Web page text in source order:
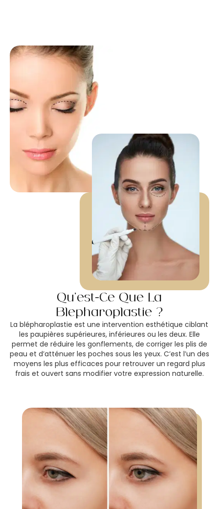
Qu’est-Ce Que La
Blépharoplastie ?
La blépharoplastie est une intervention esthétique ciblant
les paupières supérieures, inférieures ou les deux. Elle
permet de réduire les gonflements, de corriger les plis de
peau et d’atténuer les poches sous les yeux. C’est l’un des
moyens les plus efficaces pour retrouver un regard plus
frais et ouvert sans modifier votre expression naturelle.